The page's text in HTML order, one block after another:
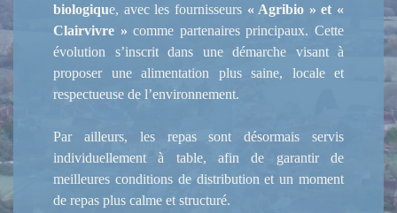
biologique, avec les fournisseurs« Agribio » et «
Clairvivre »comme partenaires principaux. Cette
évolution s’inscrit dans une démarche visant à
proposer une alimentation plus saine, locale et
respectueuse de l’environnement.
Par ailleurs, les repas sont désormais servis
individuellement à table, afin de garantir de
meilleures conditions de distribution et un moment
de repas plus calme et structuré.